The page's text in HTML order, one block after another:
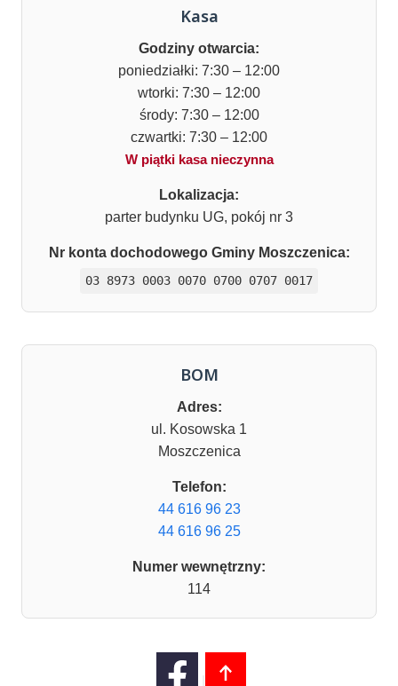
Kasa
Godziny otwarcia:
poniedziałki: 7:30 – 12:00
wtorki: 7:30 – 12:00
środy: 7:30 – 12:00
czwartki: 7:30 – 12:00
W piątki kasa nieczynna
Lokalizacja:
parter budynku UG, pokój nr 3
Nr konta dochodowego Gminy Moszczenica:
03 8973 0003 0070 0700 0707 0017
BOM
Adres:
ul. Kosowska 1
Moszczenica
Telefon:
44 616 96 23
44 616 96 25
Numer wewnętrzny:
114